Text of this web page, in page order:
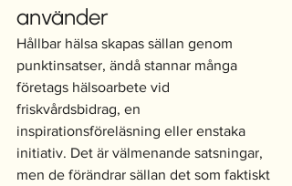
använder
Hållbar hälsa skapas sällan genom
punktinsatser, ändå stannar många
företags hälsoarbete vid
friskvårdsbidrag, en
inspirationsföreläsning eller enstaka
initiativ. Det är välmenande satsningar,
men de förändrar sällan det som faktiskt